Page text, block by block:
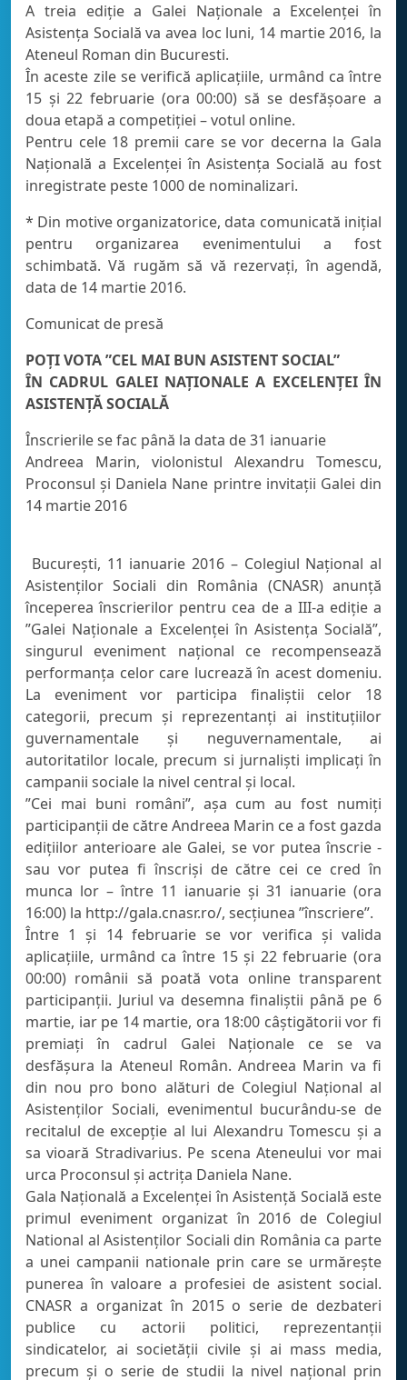
A treia ediţie a Galei Naţionale a Excelenţei în
Asistenţa Socială va avea loc luni, 14 martie 2016, la
Ateneul Roman din Bucuresti.
În aceste zile se verifică aplicațiile, urmând ca între
15 și 22 februarie (ora 00:00) să se desfășoare a
doua etapă a competiției – votul online.
Pentru cele 18 premii care se vor decerna la Gala
Naţională a Excelenţei în Asistenţa Socială au fost
inregistrate peste 1000 de nominalizari.
* Din motive organizatorice, data comunicată inițial
pentru organizarea evenimentului a fost
schimbată. Vă rugăm să vă rezervați, în agendă,
data de 14 martie 2016.
Comunicat de presă
POȚI VOTA ”CEL MAI BUN ASISTENT SOCIAL”
ÎN CADRUL GALEI NAȚIONALE A EXCELENȚEI ÎN
ASISTENȚĂ SOCIALĂ
Înscrierile se fac până la data de 31 ianuarie
Andreea Marin, violonistul Alexandru Tomescu,
Proconsul și Daniela Nane printre invitații Galei din
14 martie 2016
București, 11 ianuarie 2016 – Colegiul Național al
Asistenților Sociali din România (CNASR) anunță
începerea înscrierilor pentru cea de a III-a ediție a
”Galei Naționale a Excelenței în Asistența Socială”,
singurul eveniment național ce recompensează
performanța celor care lucrează în acest domeniu.
La eveniment vor participa finaliștii celor 18
categorii, precum și reprezentanţi ai instituţiilor
guvernamentale şi neguvernamentale, ai
autoritatilor locale, precum si jurnaliști implicați în
campanii sociale la nivel central și local.
”Cei mai buni români”, așa cum au fost numiți
participanții de către Andreea Marin ce a fost gazda
edițiilor anterioare ale Galei, se vor putea înscrie -
sau vor putea fi înscriși de către cei ce cred în
munca lor – între 11 ianuarie și 31 ianuarie (ora
16:00) la http://gala.cnasr.ro/, secțiunea ”înscriere”.
Între 1 și 14 februarie se vor verifica și valida
aplicațiile, urmând ca între 15 și 22 februarie (ora
00:00) românii să poată vota online transparent
participanții. Juriul va desemna finaliștii până pe 6
martie, iar pe 14 martie, ora 18:00 câștigătorii vor fi
premiați în cadrul Galei Naționale ce se va
desfășura la Ateneul Român. Andreea Marin va fi
din nou pro bono alături de Colegiul Național al
Asistenților Sociali, evenimentul bucurându-se de
recitalul de excepție al lui Alexandru Tomescu și a
sa vioară Stradivarius. Pe scena Ateneului vor mai
urca Proconsul și actrița Daniela Nane.
Gala Națională a Excelenței în Asistență Socială este
primul eveniment organizat în 2016 de Colegiul
National al Asistenților Sociali din România ca parte
a unei campanii nationale prin care se urmărește
punerea în valoare a profesiei de asistent social.
CNASR a organizat în 2015 o serie de dezbateri
publice cu actorii politici, reprezentanții
sindicatelor, ai societății civile și ai mass media,
precum și o serie de studii la nivel național prin